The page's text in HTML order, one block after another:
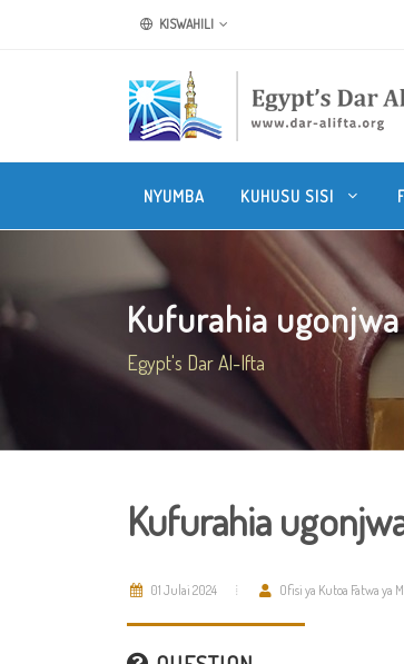
KISWAHILI
NYUMBA KUHUSU SISI
Kufurahia ugonjwa
Egypt's Dar Al-Ifta
Kufurahia
01 Julai 2024 Ofisi ya Kutoa Fatwa ya